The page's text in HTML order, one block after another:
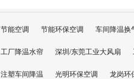
节能空调 节能环保空调 车间降温换
工厂降温水帘 深圳/东莞工业大风扇
注塑车间降温 光明环保空调 龙岗环